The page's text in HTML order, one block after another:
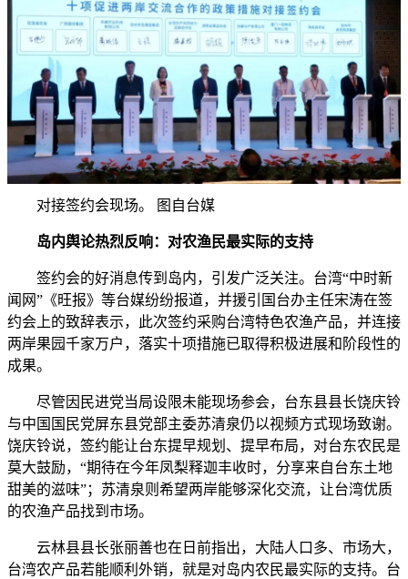
对接签约会现场。 图自台媒
岛内舆论热烈反响：对农渔民最实际的支持
签约会的好消息传到岛内，引发广泛关注。台湾“中时新
闻网”《旺报》等台媒纷纷报道，并援引国台办主任宋涛在签
约会上的致辞表示，此次签约采购台湾特色农渔产品，并连接
两岸果园千家万户，落实十项措施已取得积极进展和阶段性的
成果。
尽管因民进党当局设限未能现场参会，台东县县长饶庆铃
与中国国民党屏东县党部主委苏清泉仍以视频方式现场致谢。
饶庆铃说，签约能让台东提早规划、提早布局，对台东农民是
莫大鼓励，“期待在今年凤梨释迦丰收时，分享来自台东土地
甜美的滋味”；苏清泉则希望两岸能够深化交流，让台湾优质
的农渔产品找到市场。
云林县县长张丽善也在日前指出，大陆人口多、市场大，
台湾农产品若能顺利外销，就是对岛内农民最实际的支持。台